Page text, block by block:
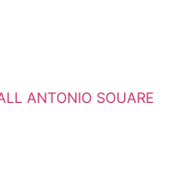
ANTONIO SOUARE